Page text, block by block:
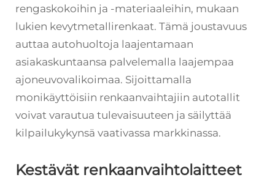
rengaskokoihin ja -materiaaleihin, mukaan
lukien kevytmetallirenkaat. Tämä joustavuus
auttaa autohuoltoja laajentamaan
asiakaskuntaansa palvelemalla laajempaa
ajoneuvovalikoimaa. Sijoittamalla
monikäyttöisiin renkaanvaihtajiin autotallit
voivat varautua tulevaisuuteen ja säilyttää
kilpailukykynsä vaativassa markkinassa.
Kestävät renkaanvaihtolaitteet